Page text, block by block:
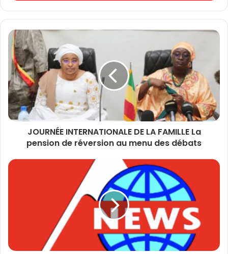
JOURNÉE INTERNATIONALE DE LA FAMILLE La
pension de réversion au menu des débats